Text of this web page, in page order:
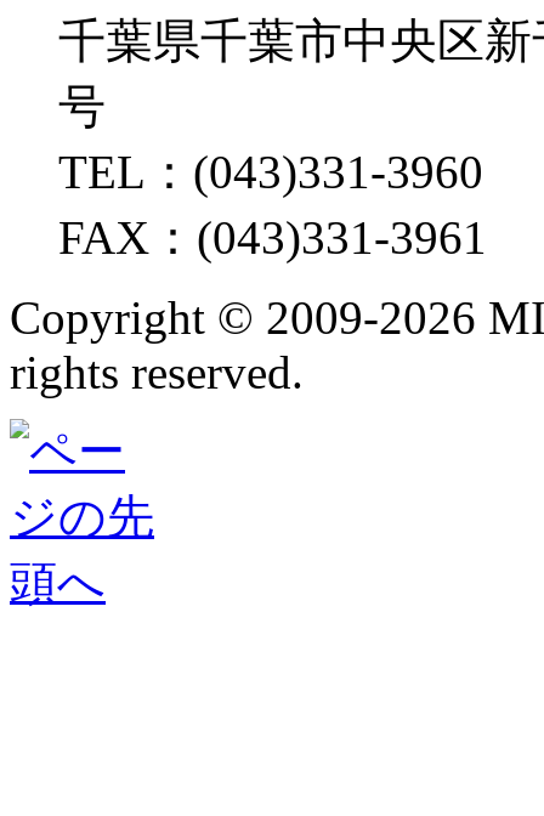
千葉県千葉市中央区
号
TEL：(043)331-3960
FAX：(043)331-3961
Copyright © 2009-2026
rights reserved.